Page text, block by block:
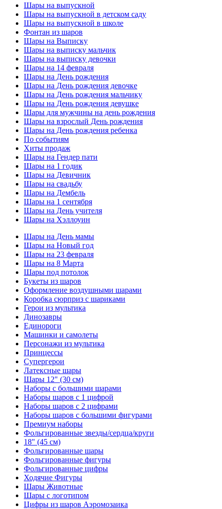
Шары на выпускной
Шары на выпускной в детском саду
Шары на выпускной в школе
Фонтан из шаров
Шары на Выписку
Шары на выписку мальчик
Шары на выписку девочки
Шары на 14 февраля
Шары на День рождения
Шары на День рождения девочке
Шары на День рождения мальчику
Шары на День рождения девушке
Шары для мужчины на день рождения
Шары на взрослый День рождения
Шары на День рождения ребенка
По событиям
Хиты продаж
Шары на Гендер пати
Шары на 1 годик
Шары на Девичник
Шары на свадьбу
Шары на Дембель
Шары на 1 сентября
Шары на День учителя
Шары на Хэллоуин
Шары на День мамы
Шары на Новый год
Шары на 23 февраля
Шары на 8 Марта
Шары под потолок
Букеты из шаров
Оформление воздушными шарами
Коробка сюрприз с шариками
Герои из мультика
Динозавры
Единороги
Машинки и самолеты
Персонажи из мультика
Принцессы
Супергерои
Латексные шары
Шары 12" (30 см)
Наборы с большими шарами
Наборы шаров с 1 цифрой
Наборы шаров с 2 цифрами
Наборы шаров с большими фигурами
Премиум наборы
Фольгированные звезды/сердца/круги
18" (45 см)
Фольгированные шары
Фольгированные фигуры
Фольгированные цифры
Ходячие Фигуры
Шары Животные
Шары с логотипом
Цифры из шаров Аэромозаика